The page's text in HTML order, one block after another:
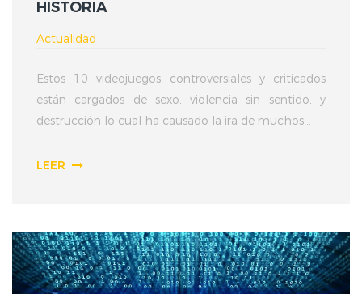
HISTORIA
Actualidad
Estos 10 videojuegos controversiales y criticados
están cargados de sexo, violencia sin sentido, y
destrucción lo cual ha causado la ira de muchos...
LEER